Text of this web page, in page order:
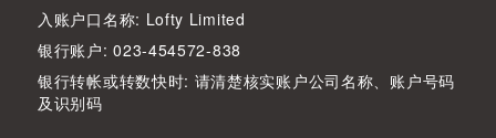
入账户口名称: Lofty Limited
银行账户: 023-454572-838
银行转帐或转数快时: 请清楚核实账户公司名称、账户号码
及识别码